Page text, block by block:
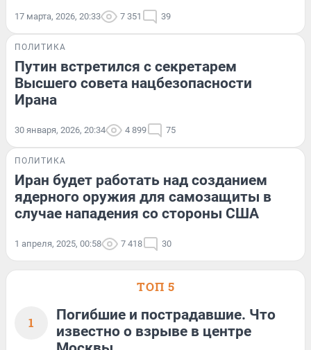
17 марта, 2026, 20:33 7 351 39
ПОЛИТИКА
Путин встретился с секретарем
Высшего совета нацбезопасности
Ирана
30 января, 2026, 20:34 4 899 75
ПОЛИТИКА
Иран будет работать над созданием
ядерного оружия для самозащиты в
случае нападения со стороны США
1 апреля, 2025, 00:58 7 418 30
ТОП 5
1
Погибшие и пострадавшие. Что
известно о взрыве в центре